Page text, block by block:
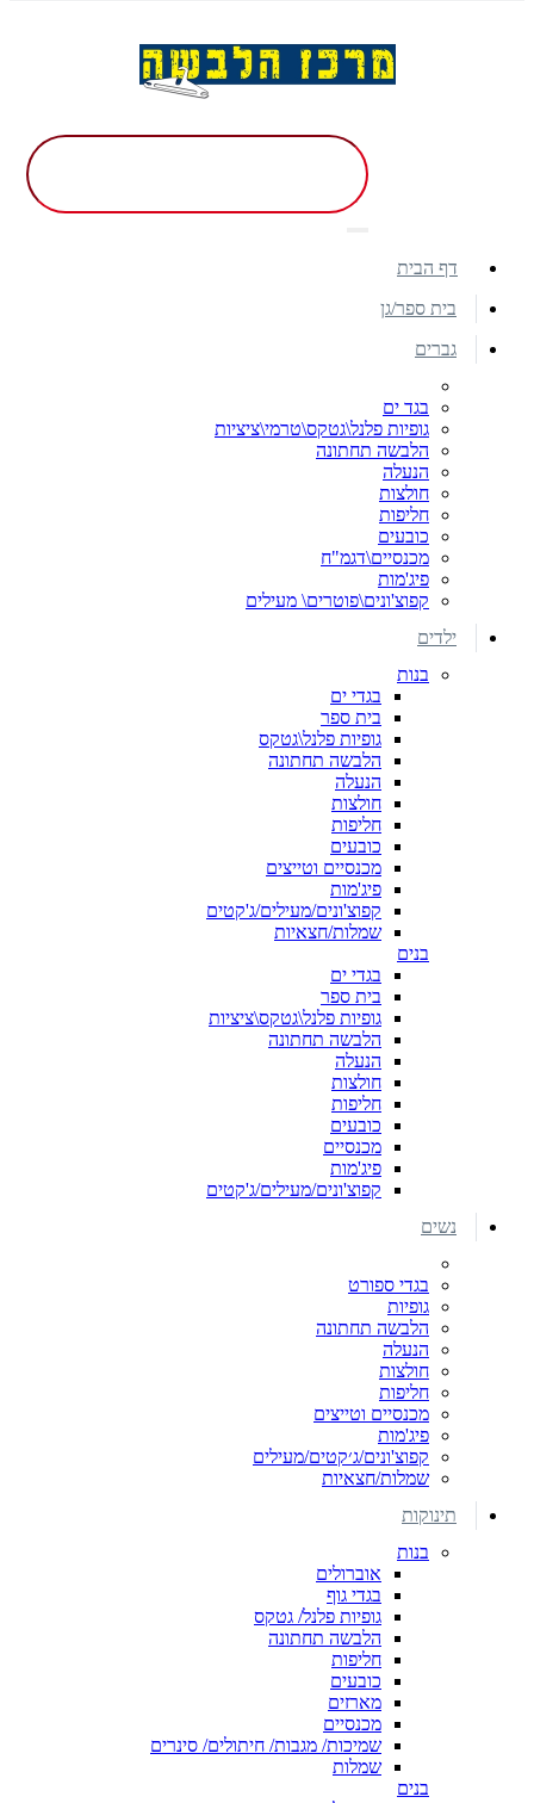
דף הבית
בית ספר/גן
גברים
בגד ים
גופיות פלנל\גטקס\טרמי\ציציות
הלבשה תחתונה
הנעלה
חולצות
חליפות
כובעים
מכנסיים\דגמ"ח
פיג'מות
קפוצ'ונים\פוטרים\ מעילים
ילדים
בנות
בגדי ים
בית ספר
גופיות פלנל\גטקס
הלבשה תחתונה
הנעלה
חולצות
חליפות
כובעים
מכנסיים וטייצים
פיג'מות
קפוצ'ונים/מעילים/ג'קטים
שמלות/חצאיות
בנים
בגדי ים
בית ספר
גופיות פלנל\גטקס\ציציות
הלבשה תחתונה
הנעלה
חולצות
חליפות
כובעים
מכנסיים
פיג'מות
קפוצ'ונים/מעילים/ג'קטים
נשים
בגדי ספורט
גופיות
הלבשה תחתונה
הנעלה
חולצות
חליפות
מכנסיים וטייצים
פיג'מות
קפוצ'ונים/ג׳קטים/מעילים
שמלות/חצאיות
תינוקות
בנות
אוברולים
בגדי גוף
גופיות פלנל/ גטקס
הלבשה תחתונה
חליפות
כובעים
מארזים
מכנסיים
שמיכות/ מגבות/ חיתולים/ סינרים
שמלות
בנים